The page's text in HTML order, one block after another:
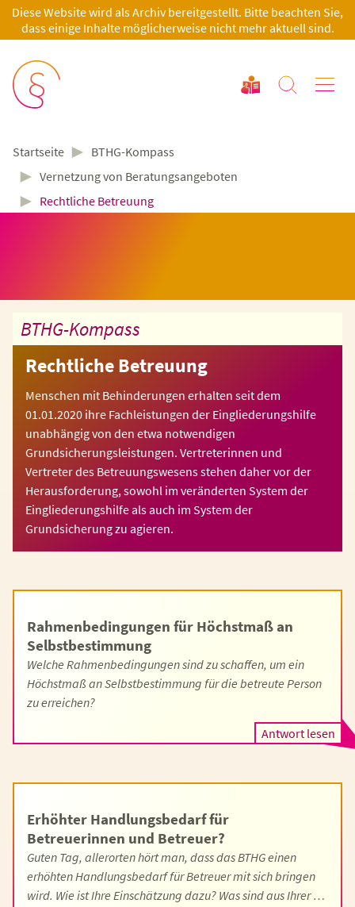
Diese Website wird als Archiv bereitgestellt. Bitte beachten Sie,
dass einige Inhalte möglicherweise nicht mehr aktuell sind.
Startseite ► BTHG-Kompass
► Vernetzung von Beratungsangeboten
► Rechtliche Betreuung
BTHG-Kompass
Rechtliche Betreuung
Menschen mit Behinderungen erhalten seit dem
01.01.2020 ihre Fachleistungen der Eingliederungshilfe
unabhängig von den etwa notwendigen
Grundsicherungsleistungen. Vertreterinnen und
Vertreter des Betreuungswesens stehen daher vor der
Herausforderung, sowohl im veränderten System der
Eingliederungshilfe als auch im System der
Grundsicherung zu agieren.
Rahmenbedingungen für Höchstmaß an
Selbstbestimmung
Welche Rahmenbedingungen sind zu schaffen, um ein
Höchstmaß an Selbstbestimmung für die betreute Person
zu erreichen?
Antwort lesen
Erhöhter Handlungsbedarf für
Betreuerinnen und Betreuer?
Guten Tag, allerorten hört man, dass das BTHG einen
erhöhten Handlungsbedarf für Betreuer mit sich bringen
wird. Wie ist Ihre Einschätzung dazu? Was sind aus Ihrer …